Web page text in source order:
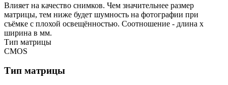
Влияет на качество снимков. Чем значительнее размер
матрицы, тем ниже будет шумность на фотографии при
съёмке с плохой освещённостью. Соотношение - длина х
ширина в мм.
Тип матрицы
CMOS
Тип матрицы